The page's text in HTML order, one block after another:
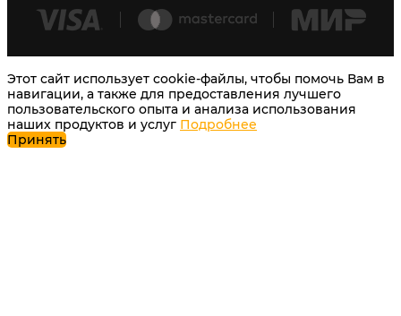
Этот сайт использует cookie-файлы, чтобы помочь Вам в
навигации, а также для предоставления лучшего
пользовательского опыта и анализа использования
наших продуктов и услуг Подробнее
Принять